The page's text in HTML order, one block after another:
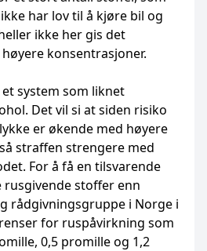
har lov til å kjøre bil og
ikke her gis det
konsentrasjoner.
system som liknet
Det vil si at siden risiko
er økende med høyere
straffen strengere med
For å få en tilsvarende
stoffer enn
rådgivningsgruppe i Norge i
for ruspåvirkning som
0,5 promille og 1,2